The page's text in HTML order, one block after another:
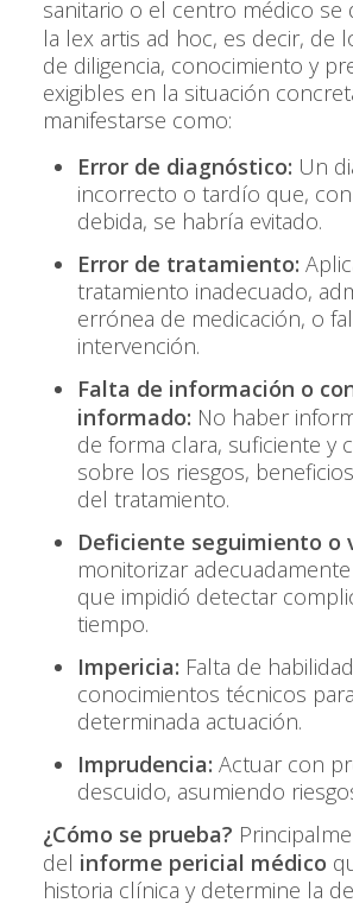
sanitario o el centro médico se
la lex artis ad hoc, es decir, de
de diligencia, conocimiento y
exigibles en la situación
manifestarse como:
Error de diagnóstico: Un
incorrecto o tardío que, con
debida, se habría evitado.
Error de tratamiento:
tratamiento inadecuado,
errónea de medicación, o
intervención.
Falta de información o
informado: No haber
de forma clara, suficiente y
sobre los riesgos,
del tratamiento.
Deficiente seguimiento o
monitorizar
que impidió detectar
tiempo.
Impericia: Falta de
conocimientos técnicos
determinada actuación.
Imprudencia: Actuar con
descuido, asumiendo
¿Cómo se prueba?
del informe pericial médico
historia clínica y determine la